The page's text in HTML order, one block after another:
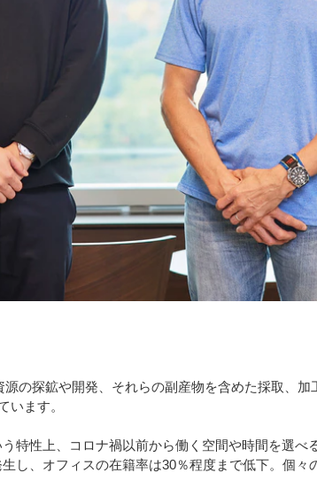
の探鉱や開発、それらの副産物を含めた採取、加
います。
特性上、コロナ禍以前から働く空間や時間を選べ
し、オフィスの在籍率は30％程度まで低下。個